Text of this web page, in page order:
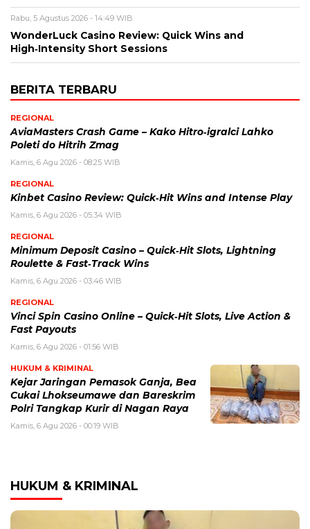
Rabu, 5 Agustus 2026 - 14:49 WIB
WonderLuck Casino Review: Quick Wins and
High‑Intensity Short Sessions
BERITA TERBARU
REGIONAL
AviaMasters Crash Game – Kako Hitro‑igralci Lahko
Poleti do Hitrih Zmag
Kamis, 6 Agu 2026 - 08:25 WIB
REGIONAL
Kinbet Casino Review: Quick‑Hit Wins and Intense Play
Kamis, 6 Agu 2026 - 05:34 WIB
REGIONAL
Minimum Deposit Casino – Quick‑Hit Slots, Lightning
Roulette & Fast‑Track Wins
Kamis, 6 Agu 2026 - 03:46 WIB
REGIONAL
Vinci Spin Casino Online – Quick‑Hit Slots, Live Action &
Fast Payouts
Kamis, 6 Agu 2026 - 01:56 WIB
HUKUM & KRIMINAL
Kejar Jaringan Pemasok Ganja, Bea
Cukai Lhokseumawe dan Bareskrim
Polri Tangkap Kurir di Nagan Raya
Kamis, 6 Agu 2026 - 00:19 WIB
HUKUM & KRIMINAL